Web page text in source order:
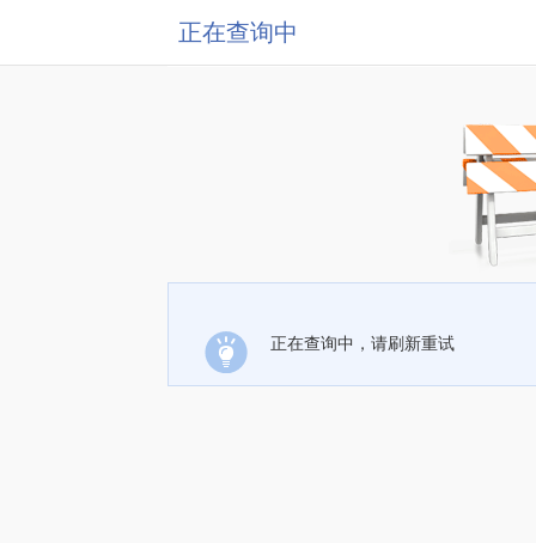
正在查询中
正在查询中，请刷新重试